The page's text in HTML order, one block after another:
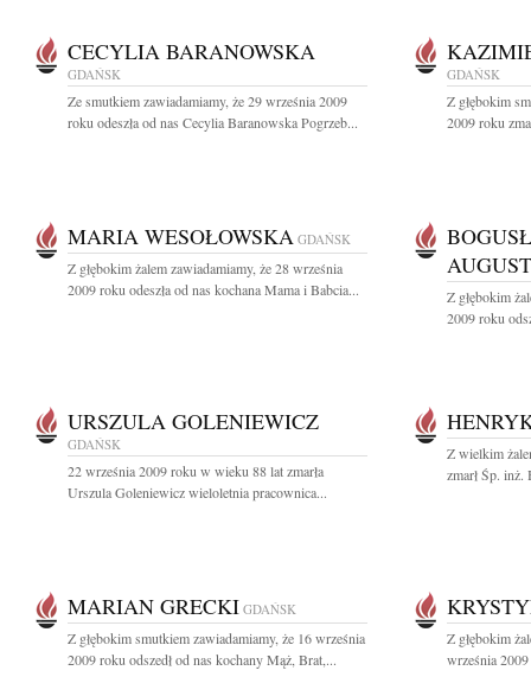
CECYLIA BARANOWSKA
GDAŃSK
Ze smutkiem zawiadamiamy, że 29 września 2009
roku odeszła od nas Cecylia Baranowska Pogrzeb...
GDAŃSK
Z głębokim
2009 roku
MARIA WESOŁOWSKA GDAŃSK
Z głębokim żalem zawiadamiamy, że 28 września
2009 roku odeszła od nas kochana Mama i Babcia...
Z głębokim
2009 roku
URSZULA GOLENIEWICZ
GDAŃSK
22 września 2009 roku w wieku 88 lat zmarła
Urszula Goleniewicz wieloletnia pracownica...
Z wielkim
zmarł Śp.
MARIAN GRECKI GDAŃSK
Z głębokim smutkiem zawiadamiamy, że 16 września
2009 roku odszedł od nas kochany Mąż, Brat,...
Z głębokim
września